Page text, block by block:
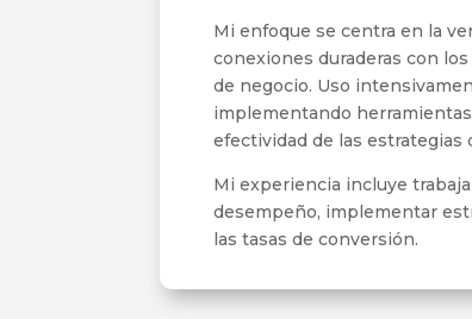
Mi enfoque se centra en la
conexiones duraderas con
de negocio. Uso
implementando
efectividad de las estrategias
Mi experiencia incluye
desempeño, implementar
las tasas de conversión.